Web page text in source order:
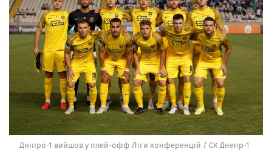
Дніпро-1 вийшов у плей-офф Ліги конференцій / СК Днепр-1